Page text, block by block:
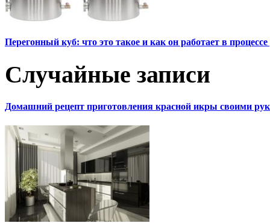
Перегонный куб: что это такое и как он работает в
Случайные записи
Домашний рецепт приготовления красной икры своими